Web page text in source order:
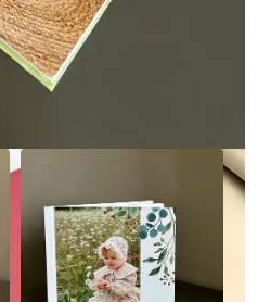
акварельных красок
• Выбор цвета фона
• Загрузка фото и текста
Заказать